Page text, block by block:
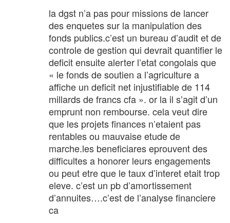
la dgst n’a pas pour missions de lancer
des enquetes sur la manipulation des
fonds publics.c’est un bureau d’audit et de
controle de gestion qui devrait quantifier le
deficit ensuite alerter l’etat congolais que
« le fonds de soutien a l’agriculture a
affiche un deficit net injustifiable de 114
millards de francs cfa ». or la il s’agit d’un
emprunt non rembourse. cela veut dire
que les projets finances n’etaient pas
rentables ou mauvaise etude de
marche.les beneficiares eprouvent des
difficultes a honorer leurs engagements
ou peut etre que le taux d’interet etait trop
eleve. c’est un pb d’amortissement
d’annuites….c’est de l’analyse financiere
ca